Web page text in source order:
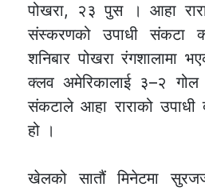
पोखरा, २३ पुस । आहा
संस्करणको उपाधी संकटा
शनिबार पोखरा रंगशालामा
क्लव अमेरिकालाई ३–२ गोल
संकटाले आहा राराको
हो ।
खेलको सातौं मिनेटमा